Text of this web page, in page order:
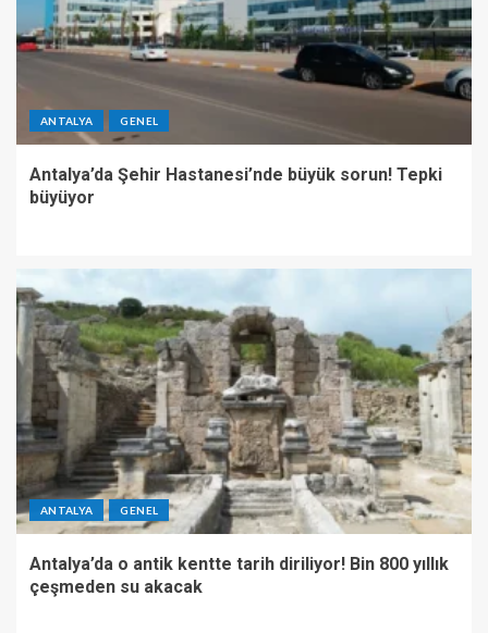
ANTALYA GENEL
Antalya’da Şehir Hastanesi’nde büyük sorun! Tepki
büyüyor
ANTALYA GENEL
Antalya’da o antik kentte tarih diriliyor! Bin 800 yıllık
çeşmeden su akacak